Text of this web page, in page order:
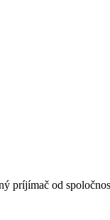
príjímač od